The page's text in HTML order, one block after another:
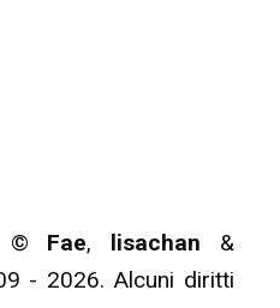
© Fae, lisachan &
- 2026. Alcuni diritti